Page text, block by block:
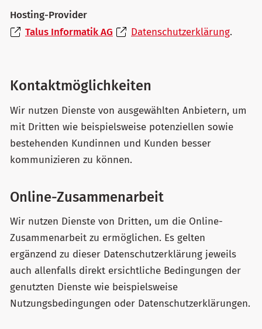
Hosting-Provider
Talus Informatik AG
Datenschutzerklärung.
Kontaktmöglichkeiten
Wir nutzen Dienste von ausgewählten Anbietern, um
mit Dritten wie beispielsweise potenziellen sowie
bestehenden Kundinnen und Kunden besser
kommunizieren zu können.
Online-Zusammenarbeit
Wir nutzen Dienste von Dritten, um die Online-
Zusammenarbeit zu ermöglichen. Es gelten
ergänzend zu dieser Datenschutzerklärung jeweils
auch allenfalls direkt ersichtliche Bedingungen der
genutzten Dienste wie beispielsweise
Nutzungsbedingungen oder Datenschutzerklärungen.